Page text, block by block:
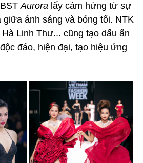
BSTAurora lấy cảm hứng từ sự
giữa ánh sáng và bóng tối. NTK
Linh Thư... cũng tạo dấu ấn
đáo, hiện đại, tạo hiệu ứng